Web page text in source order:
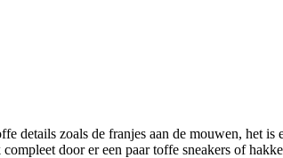
details zoals de franjes aan de mouwen, het
door er een paar toffe sneakers of